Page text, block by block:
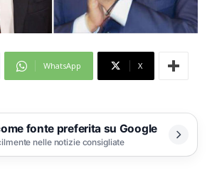
WhatsApp X
fonte preferita su Google
nelle notizie consigliate